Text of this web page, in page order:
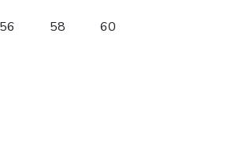
56 58 60